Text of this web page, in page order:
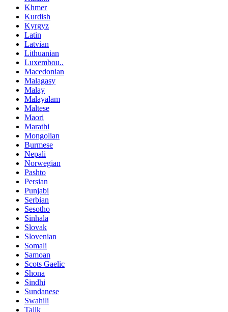
Khmer
Kurdish
Kyrgyz
Latin
Latvian
Lithuanian
Luxembou..
Macedonian
Malagasy
Malay
Malayalam
Maltese
Maori
Marathi
Mongolian
Burmese
Nepali
Norwegian
Pashto
Persian
Punjabi
Serbian
Sesotho
Sinhala
Slovak
Slovenian
Somali
Samoan
Scots Gaelic
Shona
Sindhi
Sundanese
Swahili
Tajik